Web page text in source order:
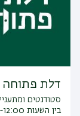
דלת פתוחה
סטודנטים
בין השעות 10:00-12:00